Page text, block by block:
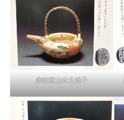
赤絵窓山水文銚子